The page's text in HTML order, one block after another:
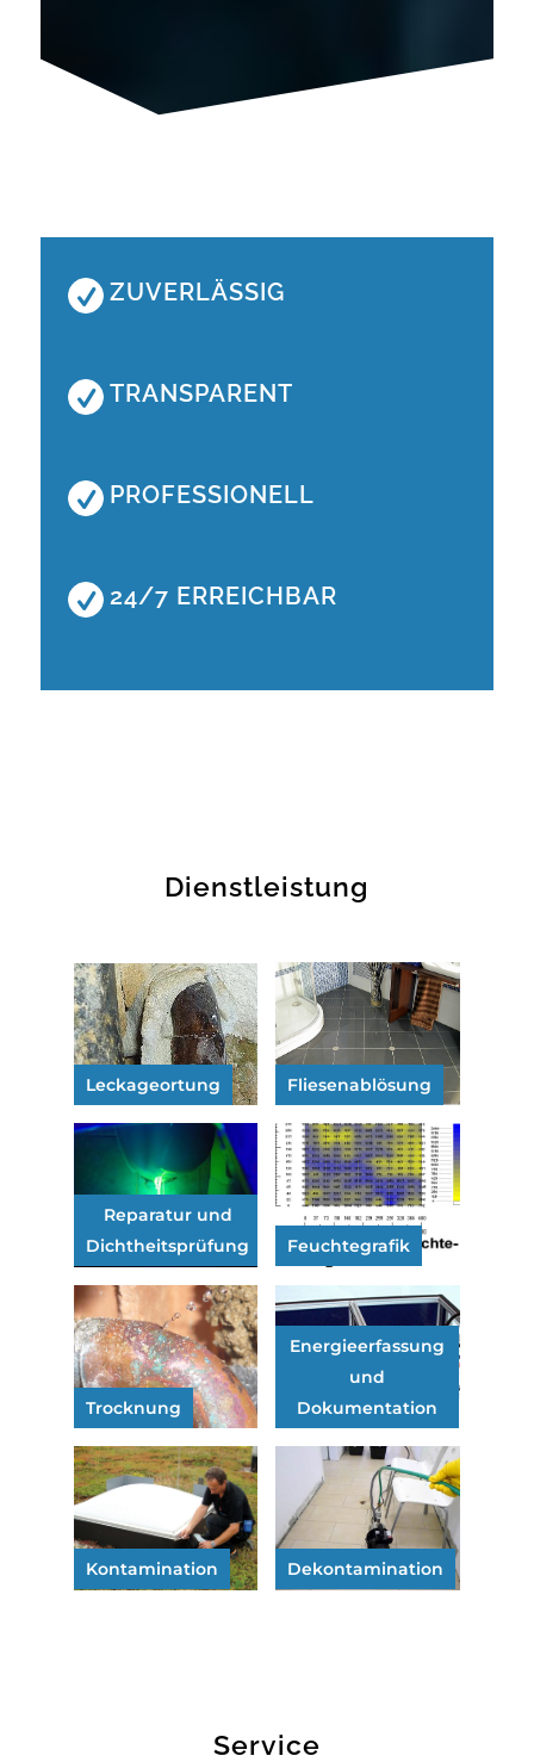
ZUVERLÄSSIG
TRANSPARENT
PROFESSIONELL
24/7 ERREICHBAR
Dienstleistung
Leckageortung Fliesenablösung
Reparatur und
Dichtheitsprüfung
Feuchtegrafik
Trocknung
Energieerfassung
und
Dokumentation
Kontamination Dekontamination
Service